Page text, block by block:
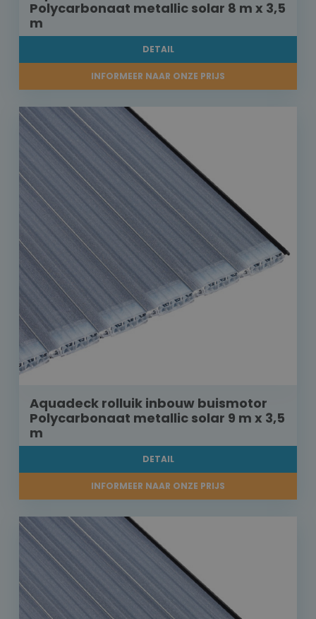
Polycarbonaat metallic solar 8 m x 3,5
m
DETAIL
INFORMEER NAAR ONZE PRIJS
Aquadeck rolluik inbouw buismotor
Polycarbonaat metallic solar 9 m x 3,5
m
DETAIL
INFORMEER NAAR ONZE PRIJS